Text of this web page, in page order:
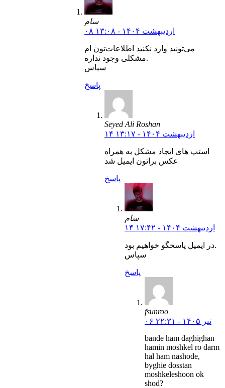
سام
۰۸ اردیبهشت ۱۴۰۴ - ۱۳:۰۸
می‌تونید وارد نکنید اطلاعات‌تون ام
مشکلی وجود نداره.
سپاس
پاسخ
Seyed Ali Roshan
۱۴ اردیبهشت ۱۴۰۴ - ۱۳:۱۷
استپ های ایجاد مشکل به همراه
عکس براتون ایمیل شد
پاسخ
سام
۱۴ اردیبهشت ۱۴۰۴ - ۱۷:۴۲
در ایمیل پاسخگو خواهیم بود.
سپاس
پاسخ
fsunroo
۰۶ تیر ۱۴۰۵ - ۲۲:۳۱
bande ham daghighan
hamin moshkel ro darm
hal ham nashode,
byghie dosstan
moshkeleshoon ok
shod?